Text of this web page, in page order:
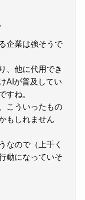
企業は強そうで
、他に代用でき
AIが普及してい
すね。
こういったもの
もしれません
なので（上手く
動になっていそ